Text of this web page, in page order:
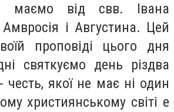
маємо від свв. Івана
Амвросія і Августина. Цей
проповіді цього дня
святкуємо день різдва
честь, якої не має ні один
християнському світі е